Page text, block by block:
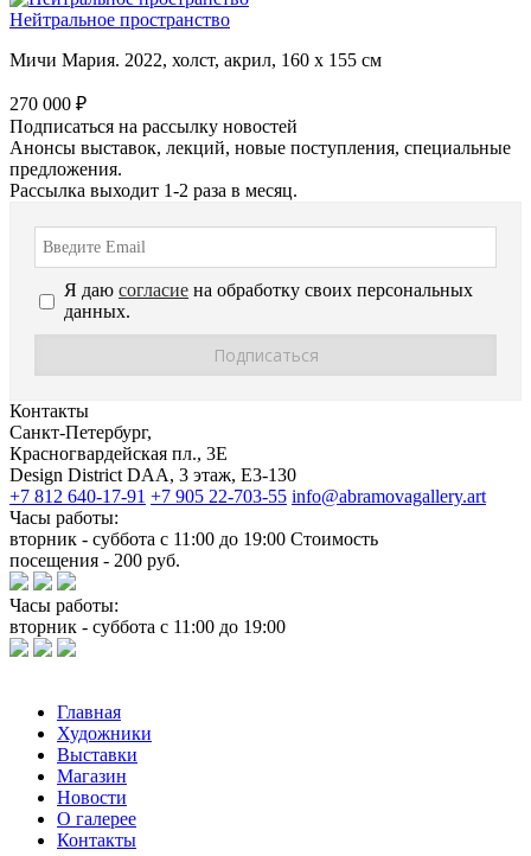
Нейтральное пространство
Мичи Мария. 2022, холст, акрил, 160 х 155 см
270 000 ₽
Подписаться на рассылку новостей
Анонсы выставок, лекций, новые поступления, специальные
предложения.
Рассылка выходит 1-2 раза в месяц.
Я даю согласие на обработку своих персональных
данных.
Контакты
Санкт-Петербург,
Красногвардейская пл., 3E
Design District DAA, 3 этаж, Е3-130
+7 812 640-17-91 +7 905 22-703-55 info@abramovagallery.art
Часы работы:
вторник - суббота с 11:00 до 19:00 Стоимость
посещения - 200 руб.
Часы работы:
вторник - суббота с 11:00 до 19:00
Главная
Художники
Выставки
Магазин
Новости
О галерее
Контакты